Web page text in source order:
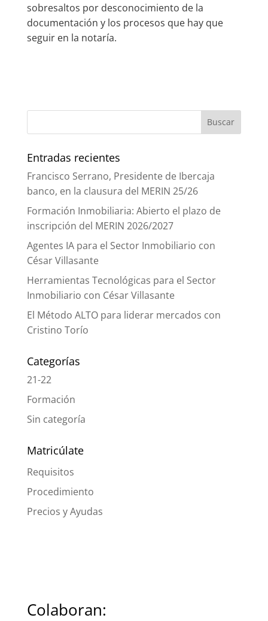
sobresaltos por desconocimiento de la
documentación y los procesos que hay que
seguir en la notaría.
Entradas recientes
Francisco Serrano, Presidente de Ibercaja
banco, en la clausura del MERIN 25/26
Formación Inmobiliaria: Abierto el plazo de
inscripción del MERIN 2026/2027
Agentes IA para el Sector Inmobiliario con
César Villasante
Herramientas Tecnológicas para el Sector
Inmobiliario con César Villasante
El Método ALTO para liderar mercados con
Cristino Torío
Categorías
21-22
Formación
Sin categoría
Matricúlate
Requisitos
Procedimiento
Precios y Ayudas
Colaboran: